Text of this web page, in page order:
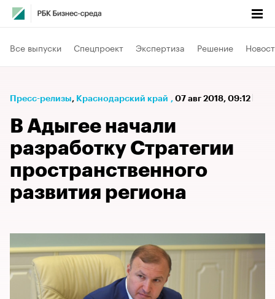
Все выпуски Спецпроект Экспертиза Решение
Пресс-релизы⁠, Краснодарский край , 07 авг 2018, 09:12
В Адыгее начали
разработку Стратегии
пространственного
развития региона